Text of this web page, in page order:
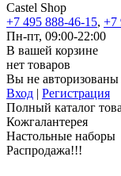
Castel Shop
+7 495 888-46-15, +7
Пн-пт, 09:00-22:00
В вашей корзине
нет товаров
Вы не авторизованы
Вход | Регистрация
Полный каталог
Кожгалантерея
Настольные наборы
Распродажа!!!